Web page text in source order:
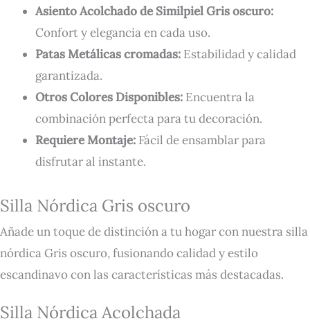
Asiento Acolchado de Similpiel Gris oscuro:
Confort y elegancia en cada uso.
Patas Metálicas cromadas: Estabilidad y calidad
garantizada.
Otros Colores Disponibles: Encuentra la
combinación perfecta para tu decoración.
Requiere Montaje: Fácil de ensamblar para
disfrutar al instante.
Silla Nórdica Gris oscuro
Añade un toque de distinción a tu hogar con nuestra silla
nórdica Gris oscuro, fusionando calidad y estilo
escandinavo con las características más destacadas.
Silla Nórdica Acolchada